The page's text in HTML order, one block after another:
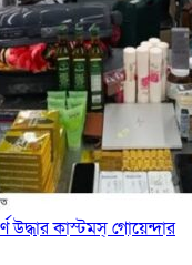
উদ্ধার কাস্টমস্ গোয়েন্দার